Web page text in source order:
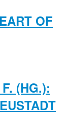
OF
(HG.):